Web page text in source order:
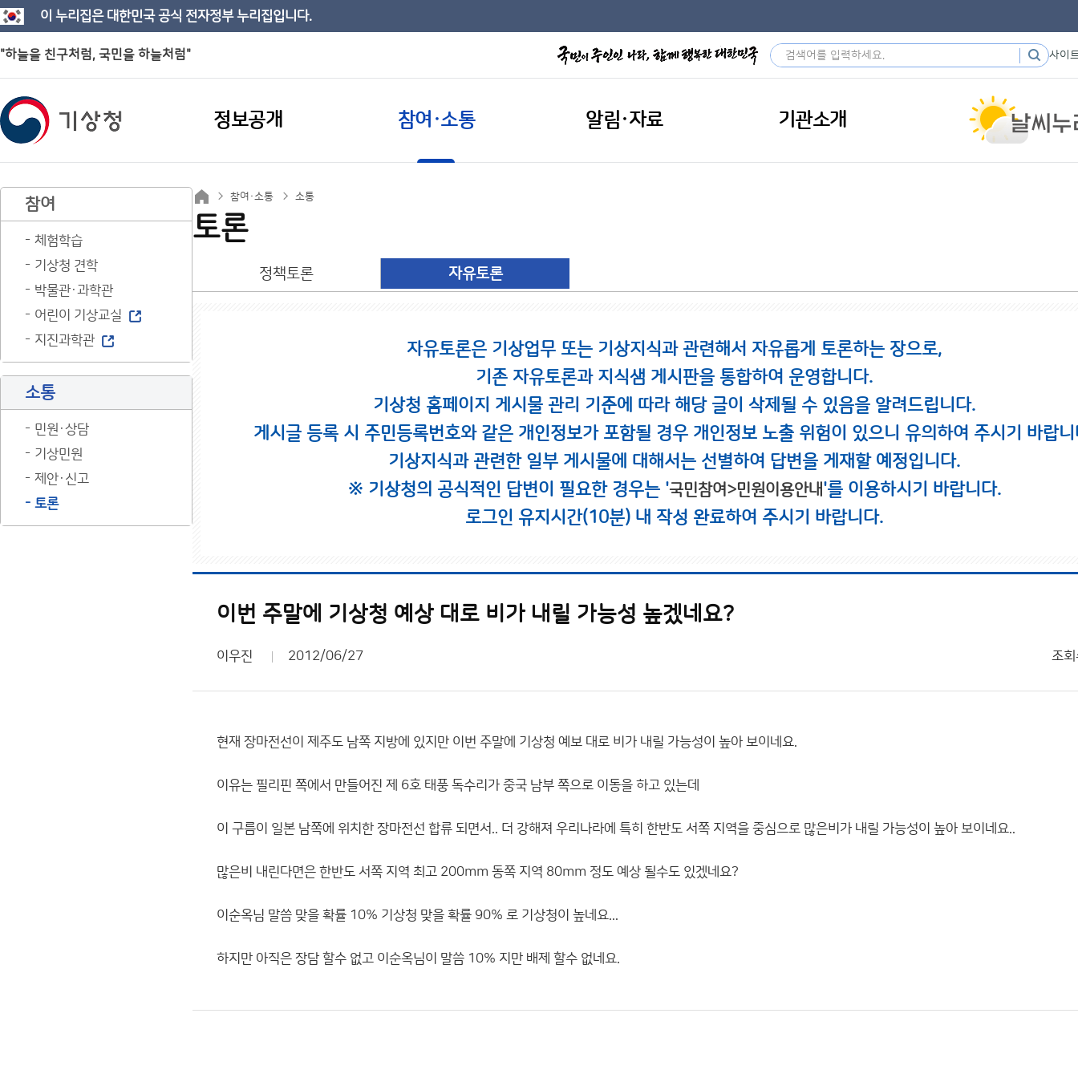
이 누리집은 대한민국 공식 전자정부 누리집입니다.
"하늘을 친구처럼, 국민을 하늘처럼" 사이
정보공개 참여·소통 알림·자료 기관소개
참여
체험학습
기상청 견학
박물관·과학관
어린이 기상교실
지진과학관
소통
민원·상담
기상민원
제안·신고
토론
참여·소통 소통
토론
정책토론 자유토론
자유토론은 기상업무 또는 기상지식과 관련해서 자유롭게 토론하는 장으로,
기존 자유토론과 지식샘 게시판을 통합하여 운영합니다.
기상청 홈페이지 게시물 관리 기준에 따라 해당 글이 삭제될 수 있음을 알려드립니다.
게시글 등록 시 주민등록번호와 같은 개인정보가 포함될 경우 개인정보 노출 위험이 있으니 유의하여 주시기 바랍니
기상지식과 관련한 일부 게시물에 대해서는 선별하여 답변을 게재할 예정입니다.
※ 기상청의 공식적인 답변이 필요한 경우는 '국민참여>민원이용안내'를 이용하시기 바랍니다.
로그인 유지시간(10분) 내 작성 완료하여 주시기 바랍니다.
이번 주말에 기상청 예상 대로 비가 내릴 가능성 높겠네요?
이우진 2012/06/27 조회
현재 장마전선이 제주도 남쪽 지방에 있지만 이번 주말에 기상청 예보 대로 비가 내릴 가능성이 높아 보이네요.
이유는 필리핀 쪽에서 만들어진 제 6호 태풍 독수리가 중국 남부 쪽으로 이동을 하고 있는데
이 구름이 일본 남쪽에 위치한 장마전선 합류 되면서.. 더 강해져 우리나라에 특히 한반도 서쪽 지역을 중심으로 많은비가 내릴 가능성이 높아 보이네요..
많은비 내린다면은 한반도 서쪽 지역 최고 200mm 동쪽 지역 80mm 정도 예상 될수도 있겠네요?
이순옥님 말씀 맞을 확률 10% 기상청 맞을 확률 90% 로 기상청이 높네요...
하지만 아직은 장담 할수 없고 이순옥님이 말씀 10% 지만 배제 할수 없네요.